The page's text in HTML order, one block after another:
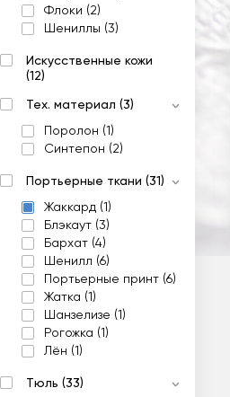
Флоки (2)
Шениллы (3)
Искусственные кожи
(12)
Тех. материал (3)
Поролон (1)
Синтепон (2)
Портьерные ткани (31)
Жаккард (1)
Блэкаут (3)
Бархат (4)
Шенилл (6)
Портьерные принт (6)
Жатка (1)
Шанзелизе (1)
Рогожка (1)
Лён (1)
Тюль (33)